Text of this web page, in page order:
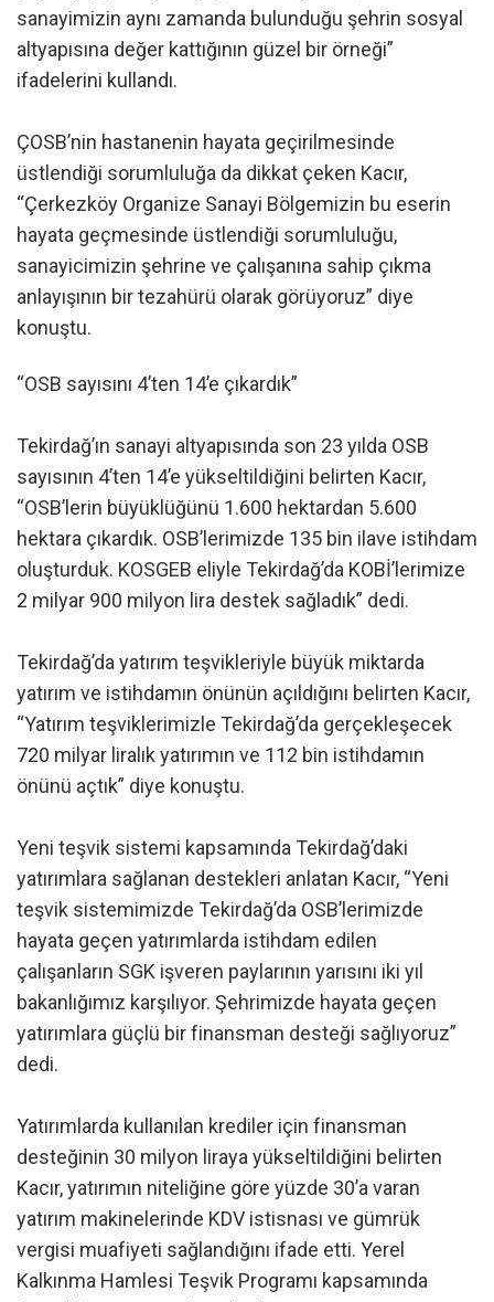
sanayimizin aynı zamanda bulunduğu şehrin sosyal
altyapısına değer kattığının güzel bir örneği”
ifadelerini kullandı.
ÇOSB’nin hastanenin hayata geçirilmesinde
üstlendiği sorumluluğa da dikkat çeken Kacır,
“Çerkezköy Organize Sanayi Bölgemizin bu eserin
hayata geçmesinde üstlendiği sorumluluğu,
sanayicimizin şehrine ve çalışanına sahip çıkma
anlayışının bir tezahürü olarak görüyoruz” diye
konuştu.
“OSB sayısını 4’ten 14’e çıkardık”
Tekirdağ’ın sanayi altyapısında son 23 yılda OSB
sayısının 4’ten 14’e yükseltildiğini belirten Kacır,
“OSB’lerin büyüklüğünü 1.600 hektardan 5.600
hektara çıkardık. OSB’lerimizde 135 bin ilave istihdam
oluşturduk. KOSGEB eliyle Tekirdağ’da KOBİ’lerimize
2 milyar 900 milyon lira destek sağladık” dedi.
Tekirdağ’da yatırım teşvikleriyle büyük miktarda
yatırım ve istihdamın önünün açıldığını belirten Kacır,
“Yatırım teşviklerimizle Tekirdağ’da gerçekleşecek
720 milyar liralık yatırımın ve 112 bin istihdamın
önünü açtık” diye konuştu.
Yeni teşvik sistemi kapsamında Tekirdağ’daki
yatırımlara sağlanan destekleri anlatan Kacır, “Yeni
teşvik sistemimizde Tekirdağ’da OSB’lerimizde
hayata geçen yatırımlarda istihdam edilen
çalışanların SGK işveren paylarının yarısını iki yıl
bakanlığımız karşılıyor. Şehrimizde hayata geçen
yatırımlara güçlü bir finansman desteği sağlıyoruz”
dedi.
Yatırımlarda kullanılan krediler için finansman
desteğinin 30 milyon liraya yükseltildiğini belirten
Kacır, yatırımın niteliğine göre yüzde 30’a varan
yatırım makinelerinde KDV istisnası ve gümrük
vergisi muafiyeti sağlandığını ifade etti. Yerel
Kalkınma Hamlesi Teşvik Programı kapsamında